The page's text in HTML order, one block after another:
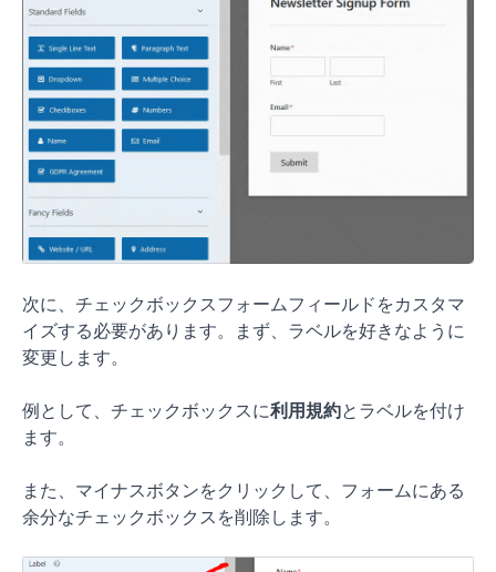
次に、チェックボックスフォームフィールドをカスタマ
イズする必要があります。まず、ラベルを好きなように
変更します。
例として、チェックボックスに利用規約とラベルを付け
ます。
また、マイナスボタンをクリックして、フォームにある
余分なチェックボックスを削除します。